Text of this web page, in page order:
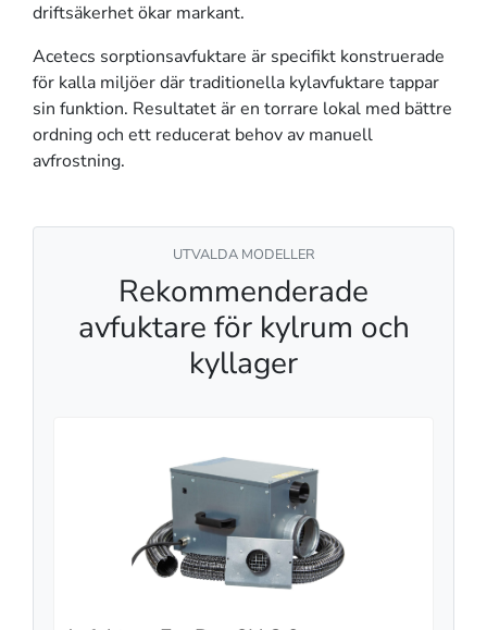
driftsäkerhet ökar markant.
Acetecs sorptionsavfuktare är specifikt konstruerade
för kalla miljöer där traditionella kylavfuktare tappar
sin funktion. Resultatet är en torrare lokal med bättre
ordning och ett reducerat behov av manuell
avfrostning.
UTVALDA MODELLER
Rekommenderade
avfuktare för kylrum och
kyllager